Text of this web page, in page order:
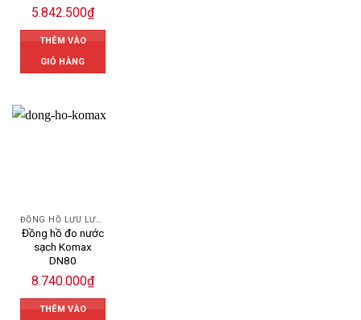
5.842.500₫
THÊM VÀO
GIỎ HÀNG
ĐỒNG HỒ LƯU LƯỢNG NƯỚC KOMAX
Đồng hồ đo nước
sạch Komax
DN80
8.740.000₫
THÊM VÀO